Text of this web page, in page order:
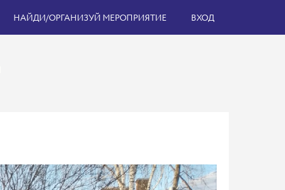
НАЙДИ/ОРГАНИЗУЙ МЕРОПРИЯТИЕ ВХОД